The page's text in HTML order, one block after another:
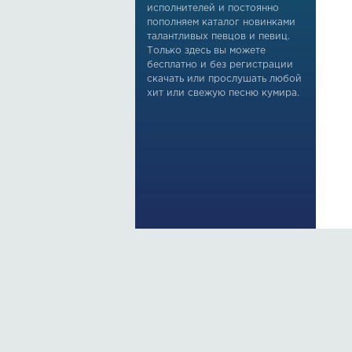
исполнителей и постоянно
пополняем каталог новинками
талантливых певцов и певиц.
Только здесь вы можете
бесплатно и без регистрации
скачать или прослушать любой
хит или свежую песню кумира.